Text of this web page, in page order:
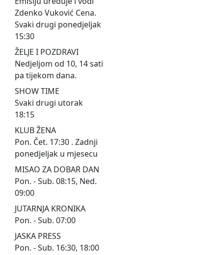
Zdenko Vuković Cena.
Svaki drugi ponedjeljak
15:30
ŽELJE I POZDRAVI
Nedjeljom od 10, 14 sati
pa tijekom dana.
SHOW TIME
Svaki drugi utorak
18:15
KLUB ŽENA
Pon. Čet. 17:30 . Zadnji
ponedjeljak u mjesecu
MISAO ZA DOBAR DAN
Pon. - Sub. 08:15, Ned.
09:00
JUTARNJA KRONIKA
Pon. - Sub. 07:00
JASKA PRESS
Pon. - Sub. 16:30, 18:00